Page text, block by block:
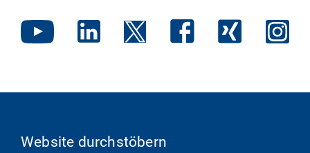
Website durchstöbern